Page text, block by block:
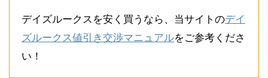
デイズルークスを安く買うなら、当サイトのデイ
ズルークス値引き交渉マニュアルをご参考くださ
い！